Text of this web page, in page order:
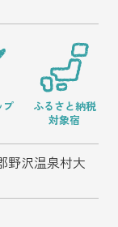
会員専用ペー
ジ
プ
ふるさと納税
対象宿
野沢温泉村大